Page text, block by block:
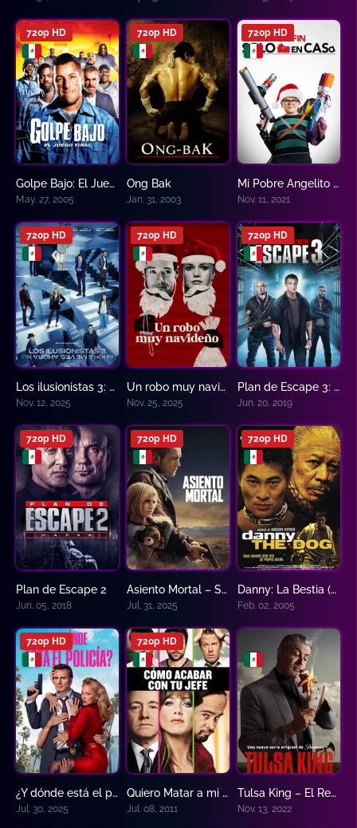
6.4
720p HD
Golpe Bajo: El Juego Final
May. 27, 2005
720p HD
Ong Bak
Jan. 31, 2003
3.6
720p HD
Mi Pobre Angelito 6 – Por fin solo en casa
Nov. 11, 2021
6.2
720p HD
Los ilusionistas 3: Ahora me ves, ahora no
Nov. 12, 2025
5.8
720p HD
Un robo muy navideño – Jingle Bell Heist
Nov. 25, 2025
4.4
720p HD
Plan de Escape 3: El Rescate
Jun. 20, 2019
3.9
720p HD
Plan de Escape 2
Jun. 05, 2018
6.5
720p HD
Asiento Mortal – She Rides Shotgun
Jul. 31, 2025
7.0
720p HD
Danny: La Bestia (Unleashed)
Feb. 02, 2005
6.4
720p HD
¿Y dónde está el policía 4?
Jul. 30, 2025
6.9
720p HD
Quiero Matar a mi Jefe
Jul. 08, 2011
8.47Tulsa King – El Rey de Tulsa
Nov. 13, 2022